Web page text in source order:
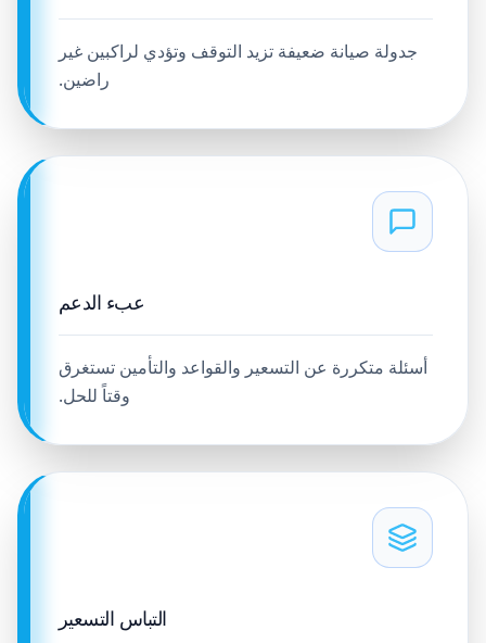
جدولة صيانة ضعيفة تزيد التوقف وتؤدي لراكبين غير
راضين.
عبء الدعم
أسئلة متكررة عن التسعير والقواعد والتأمين تستغرق
وقتاً للحل.
التباس التسعير